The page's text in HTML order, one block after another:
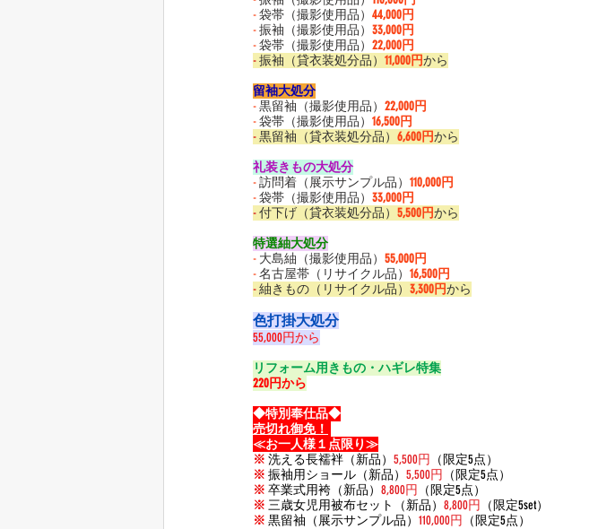
- 袋帯（撮影使用品） 44,000円
- 振袖（撮影使用品） 33,000円
- 袋帯（撮影使用品） 22,000円
- 振袖（貸衣装処分品） 11,000円から
留袖大処分
- 黒留袖（撮影使用品） 22,000円
- 袋帯（撮影使用品） 16,500円
- 黒留袖（貸衣装処分品） 6,600円から
礼装きもの大処分
- 訪問着（展示サンプル品） 110,000円
- 袋帯（撮影使用品） 33,000円
- 付下げ（貸衣装処分品） 5,500円から
特選紬大処分
- 大島紬（撮影使用品） 55,000円
- 名古屋帯（リサイクル品） 16,500円
- 紬きもの（リサイクル品） 3,300円から
色打掛大処分
55,000円から
リフォーム用きもの・ハギレ特集
220円から
◆特別奉仕品◆
売切れ御免！
≪お一人様１点限り≫
※ 洗える長襦袢（新品） 5,500円
（限定5点）
※ 振袖用ショール（新品） 5,500円
（限定5点）
※ 卒業式用袴（新品） 8,800円
（限定5点）
※ 三歳女児用被布セット（新品） 8,800円
（限定5set）
※ 黒留袖（展示サンプル品） 110,000円
（限定5点）